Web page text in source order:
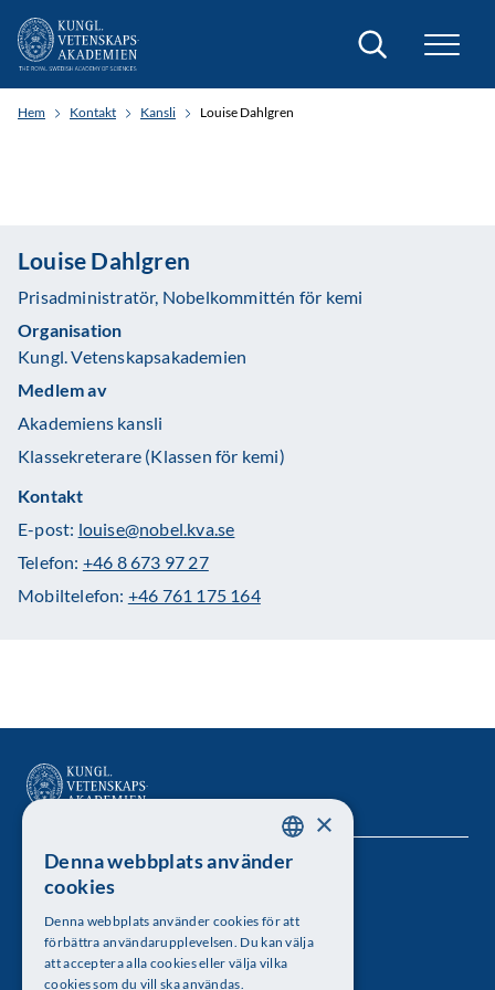
Sök
Hem Kontakt Kansli Louise Dahlgren
Louise Dahlgren
Prisadministratör, Nobelkommittén för kemi
Organisation
Kungl. Vetenskapsakademien
Medlem av
Akademiens kansli
Klassekreterare (Klassen för kemi)
Kontakt
E-post: louise@nobel.kva.se
Telefon: +46 8 673 97 27
Mobiltelefon: +46 761 175 164
Kungl. Vetenskapsakademien
Besöksadress: Lilla Frescativägen 4A
Telefon: 08-673 95 00
SWEDISH
×
Denna webbplats använder
cookies
Denna webbplats använder cookies för att
förbättra användarupplevelsen. Du kan välja
att acceptera alla cookies eller välja vilka
cookies som du vill ska användas.